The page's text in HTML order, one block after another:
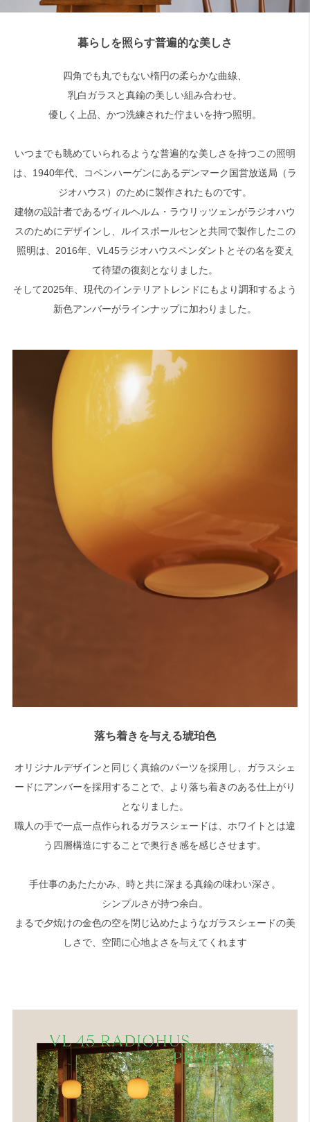
暮らしを照らす普遍的な美しさ
四角でも丸でもない楕円の柔らかな曲線、
乳白ガラスと真鍮の美しい組み合わせ。
優しく上品、かつ洗練された佇まいを持つ照明。
いつまでも眺めていられるような普遍的な美しさを持つこの照明
は、1940年代、コペンハーゲンにあるデンマーク国営放送局（ラ
ジオハウス）のために製作されたものです。
建物の設計者であるヴィルヘルム・ラウリッツェンがラジオハウ
スのためにデザインし、ルイスポールセンと共同で製作したこの
照明は、2016年、VL45ラジオハウスペンダントとその名を変え
て待望の復刻となりました。
そして2025年、現代のインテリアトレンドにもより調和するよう
新色アンバーがラインナップに加わりました。
落ち着きを与える琥珀色
オリジナルデザインと同じく真鍮のパーツを採用し、ガラスシェ
ードにアンバーを採用することで、より落ち着きのある仕上がり
となりました。
職人の手で一点一点作られるガラスシェードは、ホワイトとは違
う四層構造にすることで奥行き感を感じさせます。
手仕事のあたたかみ、時と共に深まる真鍮の味わい深さ。
シンプルさが持つ余白。
まるで夕焼けの金色の空を閉じ込めたようなガラスシェードの美
しさで、空間に心地よさを与えてくれます